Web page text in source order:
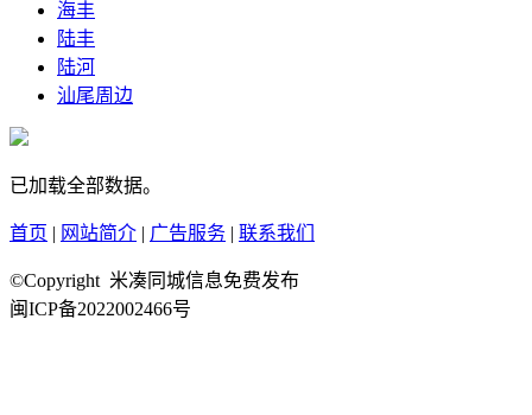
海丰
陆丰
陆河
汕尾周边
已加载全部数据。
首页 | 网站简介 | 广告服务 | 联系我们
©Copyright 米凑同城信息免费发布
闽ICP备2022002466号